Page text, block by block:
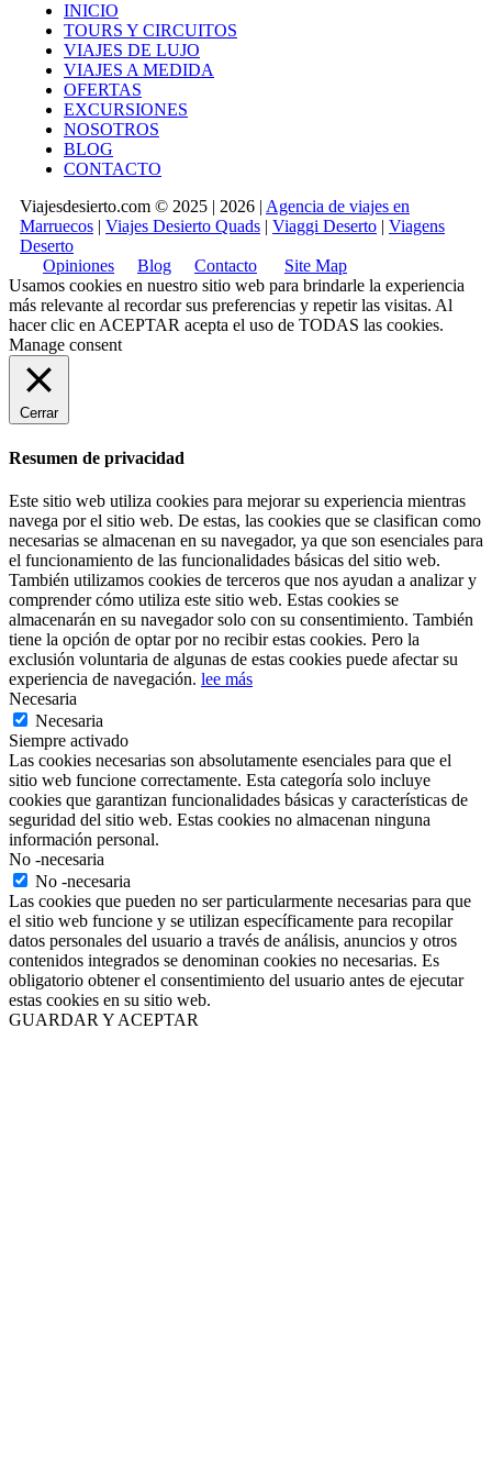
INICIO
TOURS Y CIRCUITOS
VIAJES DE LUJO
VIAJES A MEDIDA
OFERTAS
EXCURSIONES
NOSOTROS
BLOG
CONTACTO
Viajesdesierto.com © 2025 | 2026 | Agencia de viajes en
Marruecos | Viajes Desierto Quads | Viaggi Deserto | Viagens
Deserto
Opiniones
Blog Contacto
Site Map
Usamos cookies en nuestro sitio web para brindarle la experiencia
más relevante al recordar sus preferencias y repetir las visitas. Al
hacer clic en ACEPTAR acepta el uso de TODAS las cookies.
Manage consent
Cerrar
Resumen de privacidad
Este sitio web utiliza cookies para mejorar su experiencia mientras
navega por el sitio web. De estas, las cookies que se clasifican como
necesarias se almacenan en su navegador, ya que son esenciales para
el funcionamiento de las funcionalidades básicas del sitio web.
También utilizamos cookies de terceros que nos ayudan a analizar y
comprender cómo utiliza este sitio web. Estas cookies se
almacenarán en su navegador solo con su consentimiento. También
tiene la opción de optar por no recibir estas cookies. Pero la
exclusión voluntaria de algunas de estas cookies puede afectar su
experiencia de navegación. lee más
Necesaria
Necesaria
Siempre activado
Las cookies necesarias son absolutamente esenciales para que el
sitio web funcione correctamente. Esta categoría solo incluye
cookies que garantizan funcionalidades básicas y características de
seguridad del sitio web. Estas cookies no almacenan ninguna
información personal.
No -necesaria
No -necesaria
Las cookies que pueden no ser particularmente necesarias para que
el sitio web funcione y se utilizan específicamente para recopilar
datos personales del usuario a través de análisis, anuncios y otros
contenidos integrados se denominan cookies no necesarias. Es
obligatorio obtener el consentimiento del usuario antes de ejecutar
estas cookies en su sitio web.
GUARDAR Y ACEPTAR